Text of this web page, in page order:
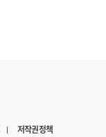
저작권정책